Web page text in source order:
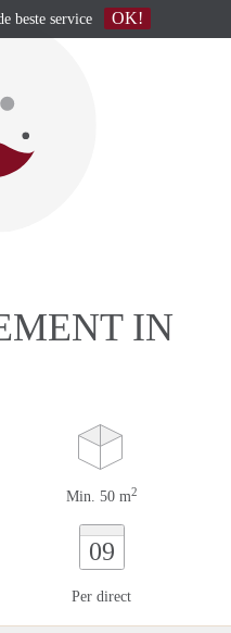
IN
Min. 50 m2
09
Per direct
beste service OK!